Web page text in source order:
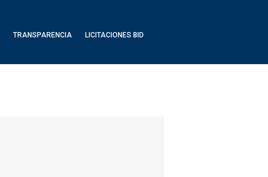
TRANSPARENCIA LICITACIONES BID